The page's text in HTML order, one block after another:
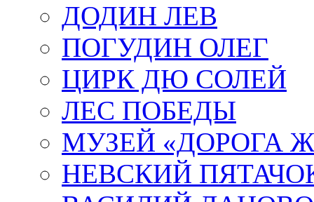
ДОДИН ЛЕВ
ПОГУДИН ОЛЕГ
ЦИРК ДЮ СОЛЕЙ
ЛЕС ПОБЕДЫ
МУЗЕЙ «ДОРОГА
НЕВСКИЙ